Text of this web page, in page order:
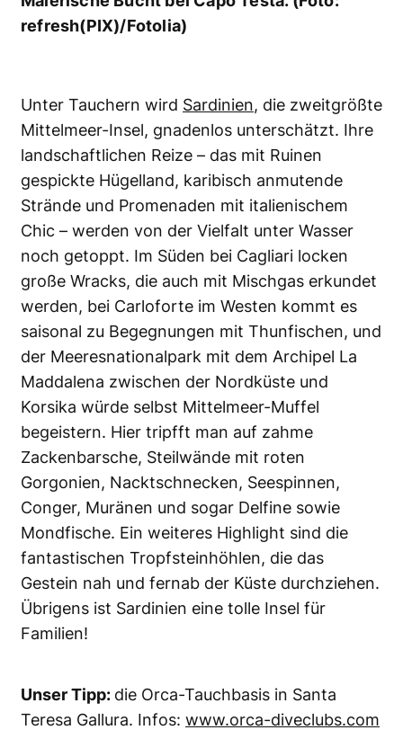
refresh(PIX)/Fotolia)
Unter Tauchern wird Sardinien, die zweitgrößte
Mittelmeer-Insel, gnadenlos unterschätzt. Ihre
landschaftlichen Reize – das mit Ruinen
gespickte Hügelland, karibisch anmutende
Strände und Promenaden mit italienischem
Chic – werden von der Vielfalt unter Wasser
noch getoppt. Im Süden bei Cagliari locken
große Wracks, die auch mit Mischgas erkundet
werden, bei Carloforte im Westen kommt es
saisonal zu Begegnungen mit Thunfischen, und
der Meeresnationalpark mit dem Archipel La
Maddalena zwischen der Nordküste und
Korsika würde selbst Mittelmeer-Muffel
begeistern. Hier tripfft man auf zahme
Zackenbarsche, Steilwände mit roten
Gorgonien, Nacktschnecken, Seespinnen,
Conger, Muränen und sogar Delfine sowie
Mondfische. Ein weiteres Highlight sind die
fantastischen Tropfsteinhöhlen, die das
Gestein nah und fernab der Küste durchziehen.
Übrigens ist Sardinien eine tolle Insel für
Familien!
Unser Tipp: die Orca-Tauchbasis in Santa
Teresa Gallura. Infos: www.orca-diveclubs.com